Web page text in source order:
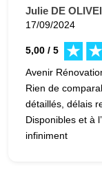
Julie DE
17/09/2024
5,00 / 5
Avenir
Rien de
détaillés, délais
Disponibles et à
infiniment